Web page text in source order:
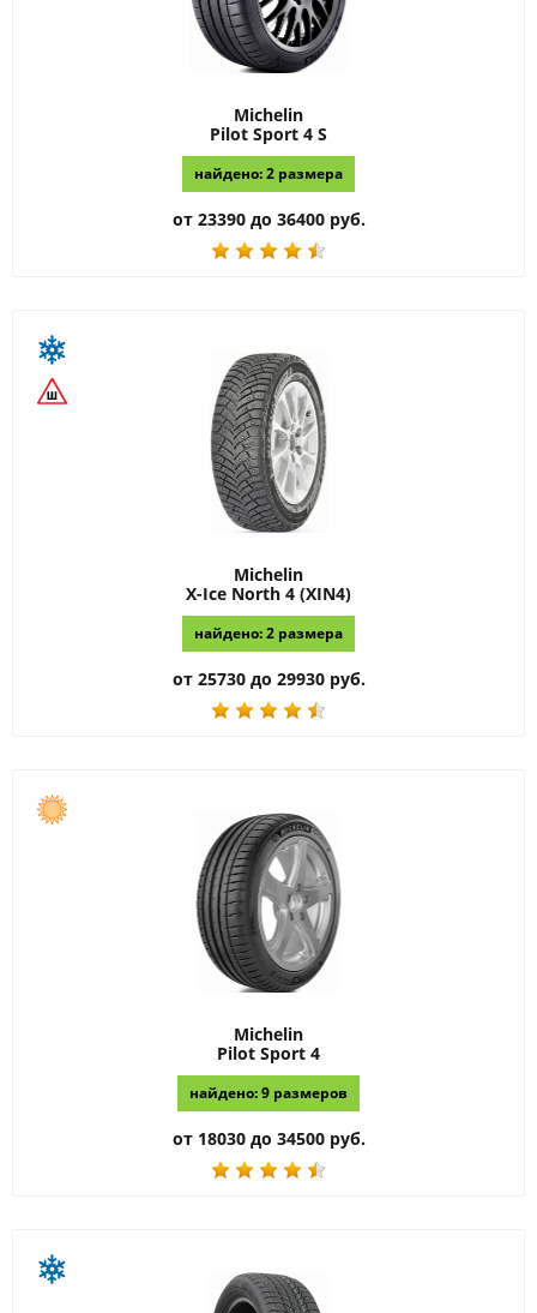
Michelin
Pilot Sport 4 S
найдено: 2 размера
от 23390 до 36400 руб.
Michelin
X-Ice North 4 (XIN4)
найдено: 2 размера
от 25730 до 29930 руб.
Michelin
Pilot Sport 4
найдено: 9 размеров
от 18030 до 34500 руб.